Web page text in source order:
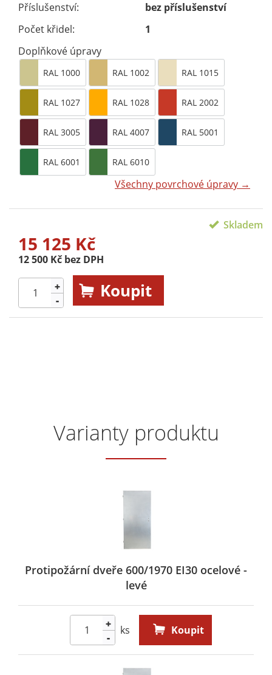
Příslušenství:
bez příslušenství
Počet křidel:
1
Doplňkové úpravy
RAL 1000 RAL 1002 RAL 1015
RAL 1027 RAL 1028 RAL 2002
RAL 3005 RAL 4007 RAL 5001
RAL 6001 RAL 6010
Všechny povrchové úpravy →
Skladem
15 125 Kč
12 500 Kč bez DPH
-
+ Koupit
Varianty produktu
Protipožární dveře 600/1970 EI30 ocelové -
levé
-
+ ks Koupit